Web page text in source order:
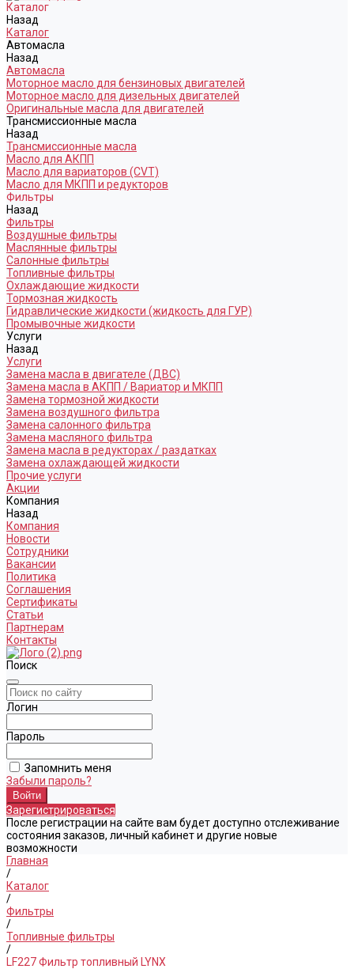
Каталог
Назад
Каталог
Автомасла
Назад
Автомасла
Моторное масло для бензиновых двигателей
Моторное масло для дизельных двигателей
Оригинальные масла для двигателей
Трансмиссионные масла
Назад
Трансмиссионные масла
Масло для АКПП
Масло для вариаторов (CVT)
Масло для МКПП и редукторов
Фильтры
Назад
Фильтры
Воздушные фильтры
Маслянные фильтры
Салонные фильтры
Топливные фильтры
Охлаждающие жидкости
Тормозная жидкость
Гидравлические жидкости (жидкость для ГУР)
Промывочные жидкости
Услуги
Назад
Услуги
Замена масла в двигателе (ДВС)
Замена масла в АКПП / Вариатор и МКПП
Замена тормозной жидкости
Замена воздушного фильтра
Замена салонного фильтра
Замена масляного фильтра
Замена масла в редукторах / раздатках
Замена охлаждающей жидкости
Прочие услуги
Акции
Компания
Назад
Компания
Новости
Сотрудники
Вакансии
Политика
Соглашения
Сертификаты
Статьи
Партнерам
Контакты
Поиск
Логин
Пароль
Запомнить меня
Забыли пароль?
Зарегистрироваться
После регистрации на сайте вам будет доступно отслеживание
состояния заказов, личный кабинет и другие новые
возможности
Главная
/
Каталог
/
Фильтры
/
Топливные фильтры
/
LF227 Фильтр топливный LYNX